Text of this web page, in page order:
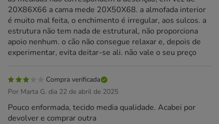
20X86X66 a cama mede 20X50X68. a almofada interior
é muito mal feita, o enchimento é irregular, aos sulcos. a
estrutura não tem nada de estrutural, não proporciona
apoio nenhum. o cão não consegue relaxar e, depois de
experimentar, evita deitar-se ali. não vale o seu preço
Compra verificada
Por Marta G. dia 22 de abril de 2025
Pouco enformada, tecido media qualidade. Acabei por
devolver e comprar outra